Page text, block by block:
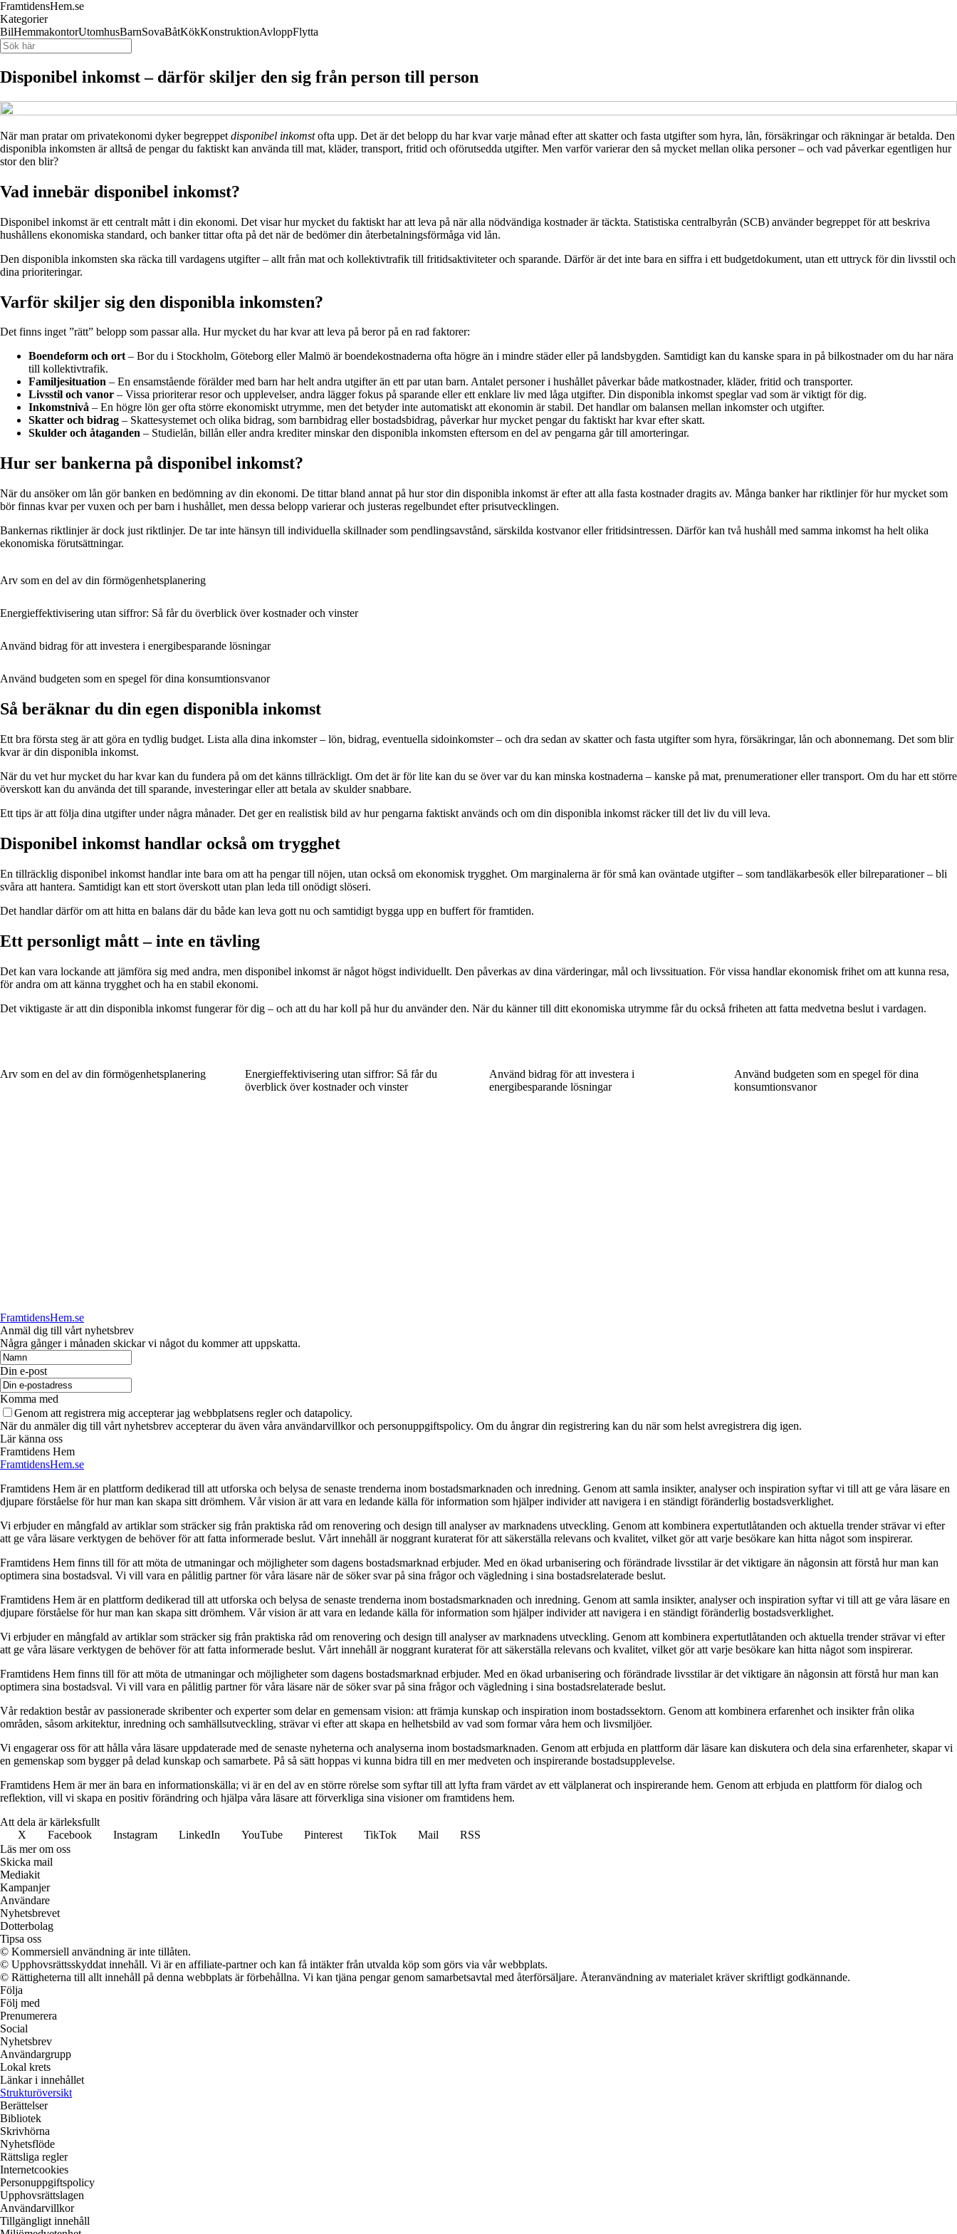
FramtidensHem.se
Kategorier
BilHemmakontorUtomhusBarnSovaBåtKökKonstruktionAvloppFlytta
Disponibel inkomst – därför skiljer den sig från person till person
När man pratar om privatekonomi dyker begreppet disponibel inkomstofta upp. Det är det belopp du har kvar varje månad efter att skatter och fasta utgifter som hyra, lån, försäkringar och räkningar är betalda. Den
disponibla inkomsten är alltså de pengar du faktiskt kan använda till mat, kläder, transport, fritid och oförutsedda utgifter. Men varför varierar den så mycket mellan olika personer – och vad påverkar egentligen hur
stor den blir?
Vad innebär disponibel inkomst?
Disponibel inkomst är ett centralt mått i din ekonomi. Det visar hur mycket du faktiskt har att leva på när alla nödvändiga kostnader är täckta. Statistiska centralbyrån (SCB) använder begreppet för att beskriva
hushållens ekonomiska standard, och banker tittar ofta på det när de bedömer din återbetalningsförmåga vid lån.
Den disponibla inkomsten ska räcka till vardagens utgifter – allt från mat och kollektivtrafik till fritidsaktiviteter och sparande. Därför är det inte bara en siffra i ett budgetdokument, utan ett uttryck för din livsstil och
dina prioriteringar.
Varför skiljer sig den disponibla inkomsten?
Det finns inget ”rätt” belopp som passar alla. Hur mycket du har kvar att leva på beror på en rad faktorer:
Boendeform och ort– Bor du i Stockholm, Göteborg eller Malmö är boendekostnaderna ofta högre än i mindre städer eller på landsbygden. Samtidigt kan du kanske spara in på bilkostnader om du har nära
till kollektivtrafik.
Familjesituation – En ensamstående förälder med barn har helt andra utgifter än ett par utan barn. Antalet personer i hushållet påverkar både matkostnader, kläder, fritid och transporter.
Livsstil och vanor – Vissa prioriterar resor och upplevelser, andra lägger fokus på sparande eller ett enklare liv med låga utgifter. Din disponibla inkomst speglar vad som är viktigt för dig.
Inkomstnivå – En högre lön ger ofta större ekonomiskt utrymme, men det betyder inte automatiskt att ekonomin är stabil. Det handlar om balansen mellan inkomster och utgifter.
Skatter och bidrag – Skattesystemet och olika bidrag, som barnbidrag eller bostadsbidrag, påverkar hur mycket pengar du faktiskt har kvar efter skatt.
Skulder och åtaganden – Studielån, billån eller andra krediter minskar den disponibla inkomsten eftersom en del av pengarna går till amorteringar.
Hur ser bankerna på disponibel inkomst?
När du ansöker om lån gör banken en bedömning av din ekonomi. De tittar bland annat på hur stor din disponibla inkomst är efter att alla fasta kostnader dragits av. Många banker har riktlinjer för hur mycket som
bör finnas kvar per vuxen och per barn i hushållet, men dessa belopp varierar och justeras regelbundet efter prisutvecklingen.
Bankernas riktlinjer är dock just riktlinjer. De tar inte hänsyn till individuella skillnader som pendlingsavstånd, särskilda kostvanor eller fritidsintressen. Därför kan två hushåll med samma inkomst ha helt olika
ekonomiska förutsättningar.
Arv som en del av din förmögenhetsplanering
Energieffektivisering utan siffror: Så får du överblick över kostnader och vinster
Använd bidrag för att investera i energibesparande lösningar
Använd budgeten som en spegel för dina konsumtionsvanor
Så beräknar du din egen disponibla inkomst
Ett bra första steg är att göra en tydlig budget. Lista alla dina inkomster – lön, bidrag, eventuella sidoinkomster – och dra sedan av skatter och fasta utgifter som hyra, försäkringar, lån och abonnemang. Det som blir
kvar är din disponibla inkomst.
När du vet hur mycket du har kvar kan du fundera på om det känns tillräckligt. Om det är för lite kan du se över var du kan minska kostnaderna – kanske på mat, prenumerationer eller transport. Om du har ett större
överskott kan du använda det till sparande, investeringar eller att betala av skulder snabbare.
Ett tips är att följa dina utgifter under några månader. Det ger en realistisk bild av hur pengarna faktiskt används och om din disponibla inkomst räcker till det liv du vill leva.
Disponibel inkomst handlar också om trygghet
En tillräcklig disponibel inkomst handlar inte bara om att ha pengar till nöjen, utan också om ekonomisk trygghet. Om marginalerna är för små kan oväntade utgifter – som tandläkarbesök eller bilreparationer – bli
svåra att hantera. Samtidigt kan ett stort överskott utan plan leda till onödigt slöseri.
Det handlar därför om att hitta en balans där du både kan leva gott nu och samtidigt bygga upp en buffert för framtiden.
Ett personligt mått – inte en tävling
Det kan vara lockande att jämföra sig med andra, men disponibel inkomst är något högst individuellt. Den påverkas av dina värderingar, mål och livssituation. För vissa handlar ekonomisk frihet om att kunna resa,
för andra om att känna trygghet och ha en stabil ekonomi.
Det viktigaste är att din disponibla inkomst fungerar för dig – och att du har koll på hur du använder den. När du känner till ditt ekonomiska utrymme får du också friheten att fatta medvetna beslut i vardagen.
Arv som en del av din förmögenhetsplanering
Energieffektivisering utan siffror: Så får du
överblick över kostnader och vinster
Använd bidrag för att investera i
energibesparande lösningar
Använd budgeten som en spegel för dina
konsumtionsvanor
FramtidensHem.se
Anmäl dig till vårt nyhetsbrev
Några gånger i månaden skickar vi något du kommer att uppskatta.
Din e-post
Komma med
Genom att registrera mig accepterar jag webbplatsens regler och datapolicy.
När du anmäler dig till vårt nyhetsbrev accepterar du även våra användarvillkor och personuppgiftspolicy. Om du ångrar din registrering kan du när som helst avregistrera dig igen.
Lär känna oss
Framtidens Hem
FramtidensHem.se
Framtidens Hem är en plattform dedikerad till att utforska och belysa de senaste trenderna inom bostadsmarknaden och inredning. Genom att samla insikter, analyser och inspiration syftar vi till att ge våra läsare en
djupare förståelse för hur man kan skapa sitt drömhem. Vår vision är att vara en ledande källa för information som hjälper individer att navigera i en ständigt föränderlig bostadsverklighet.
Vi erbjuder en mångfald av artiklar som sträcker sig från praktiska råd om renovering och design till analyser av marknadens utveckling. Genom att kombinera expertutlåtanden och aktuella trender strävar vi efter
att ge våra läsare verktygen de behöver för att fatta informerade beslut. Vårt innehåll är noggrant kuraterat för att säkerställa relevans och kvalitet, vilket gör att varje besökare kan hitta något som inspirerar.
Framtidens Hem finns till för att möta de utmaningar och möjligheter som dagens bostadsmarknad erbjuder. Med en ökad urbanisering och förändrade livsstilar är det viktigare än någonsin att förstå hur man kan
optimera sina bostadsval. Vi vill vara en pålitlig partner för våra läsare när de söker svar på sina frågor och vägledning i sina bostadsrelaterade beslut.
Framtidens Hem är en plattform dedikerad till att utforska och belysa de senaste trenderna inom bostadsmarknaden och inredning. Genom att samla insikter, analyser och inspiration syftar vi till att ge våra läsare en
djupare förståelse för hur man kan skapa sitt drömhem. Vår vision är att vara en ledande källa för information som hjälper individer att navigera i en ständigt föränderlig bostadsverklighet.
Vi erbjuder en mångfald av artiklar som sträcker sig från praktiska råd om renovering och design till analyser av marknadens utveckling. Genom att kombinera expertutlåtanden och aktuella trender strävar vi efter
att ge våra läsare verktygen de behöver för att fatta informerade beslut. Vårt innehåll är noggrant kuraterat för att säkerställa relevans och kvalitet, vilket gör att varje besökare kan hitta något som inspirerar.
Framtidens Hem finns till för att möta de utmaningar och möjligheter som dagens bostadsmarknad erbjuder. Med en ökad urbanisering och förändrade livsstilar är det viktigare än någonsin att förstå hur man kan
optimera sina bostadsval. Vi vill vara en pålitlig partner för våra läsare när de söker svar på sina frågor och vägledning i sina bostadsrelaterade beslut.
Vår redaktion består av passionerade skribenter och experter som delar en gemensam vision: att främja kunskap och inspiration inom bostadssektorn. Genom att kombinera erfarenhet och insikter från olika
områden, såsom arkitektur, inredning och samhällsutveckling, strävar vi efter att skapa en helhetsbild av vad som formar våra hem och livsmiljöer.
Vi engagerar oss för att hålla våra läsare uppdaterade med de senaste nyheterna och analyserna inom bostadsmarknaden. Genom att erbjuda en plattform där läsare kan diskutera och dela sina erfarenheter, skapar vi
en gemenskap som bygger på delad kunskap och samarbete. På så sätt hoppas vi kunna bidra till en mer medveten och inspirerande bostadsupplevelse.
Framtidens Hem är mer än bara en informationskälla; vi är en del av en större rörelse som syftar till att lyfta fram värdet av ett välplanerat och inspirerande hem. Genom att erbjuda en plattform för dialog och
reflektion, vill vi skapa en positiv förändring och hjälpa våra läsare att förverkliga sina visioner om framtidens hem.
Att dela är kärleksfullt
X
Facebook Instagram LinkedIn YouTube Pinterest TikTok Mail
RSS
Läs mer om oss
Skicka mail
Mediakit
Kampanjer
Användare
Nyhetsbrevet
Dotterbolag
Tipsa oss
© Kommersiell användning är inte tillåten.
© Upphovsrättsskyddat innehåll. Vi är en affiliate-partner och kan få intäkter från utvalda köp som görs via vår webbplats.
© Rättigheterna till allt innehåll på denna webbplats är förbehållna. Vi kan tjäna pengar genom samarbetsavtal med återförsäljare. Återanvändning av materialet kräver skriftligt godkännande.
Följa
Följ med
Prenumerera
Social
Nyhetsbrev
Användargrupp
Lokal krets
Länkar i innehållet
Strukturöversikt
Berättelser
Bibliotek
Skrivhörna
Nyhetsflöde
Rättsliga regler
Internetcookies
Personuppgiftspolicy
Upphovsrättslagen
Användarvillkor
Tillgängligt innehåll